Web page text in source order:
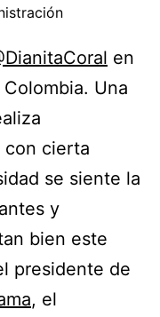
en
Una
con cierta
se siente la
y
bien este
presidente de
, el